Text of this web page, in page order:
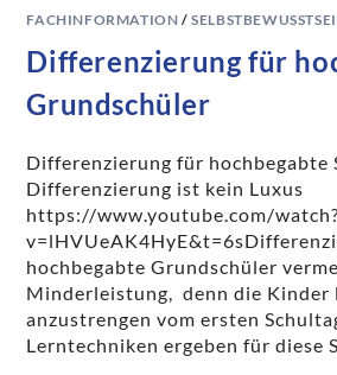
FACHINFORMATION /
Differenzierung für
Grundschüler
Differenzierung für hochbegabte
Differenzierung ist kein Luxus
https://www.youtube.com/watch?
hochbegabte Grundschüler
Minderleistung, denn die Kinder
anzustrengen vom ersten
Lerntechniken ergeben für diese